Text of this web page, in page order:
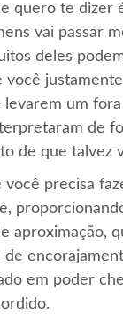
quero te dizer
vai passar
deles
você
levarem um
de
de que talvez
você precisa
aproximação,
de
em poder